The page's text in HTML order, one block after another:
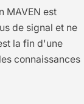
MAVEN est
de signal et ne
la fin d'une
connaissances